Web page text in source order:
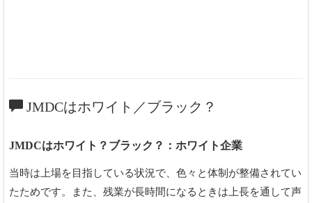
JMDCはホワイト／ブラック？
JMDCはホワイト？ブラック？：ホワイト企業
当時は上場を目指している状況で、色々と体制が整備されてい
たためです。また、残業が長時間になるときは上長を通して声